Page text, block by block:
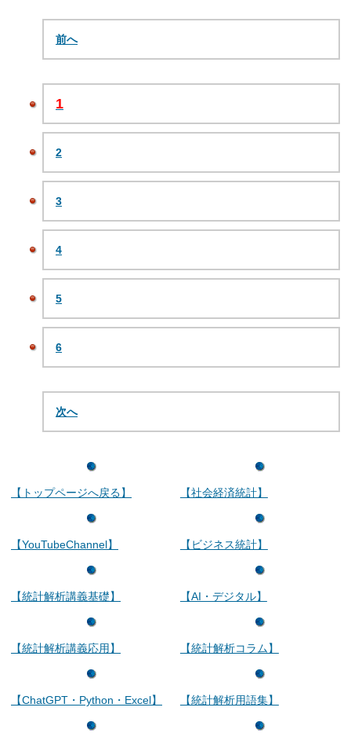
前へ
1
2
3
4
5
6
次へ
【トップページへ戻る】
【YouTubeChannel】
【統計解析講義基礎】
【統計解析講義応用】
【ChatGPT・Python・Excel】
【社会経済統計】
【ビジネス統計】
【AI・デジタル】
【統計解析コラム】
【統計解析用語集】